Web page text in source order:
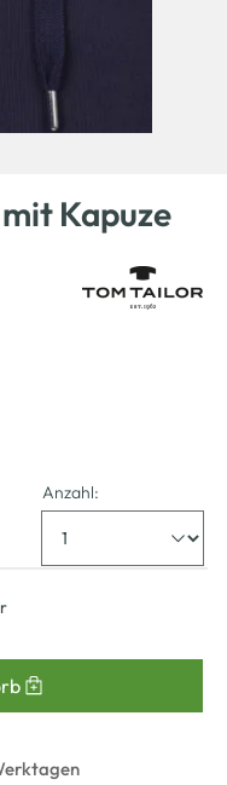
Kapuze
Anzahl: